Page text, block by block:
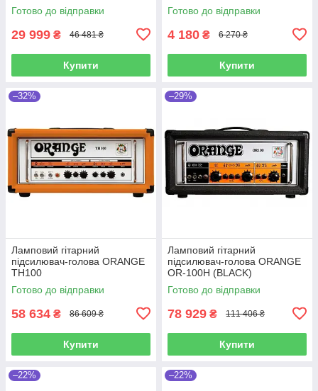
Готово до відправки
29 999 ₴ 46 481 ₴
Купити
Готово до відправки
4 180 ₴ 6 270 ₴
Купити
–32%
Ламповий гітарний
підсилювач-голова ORANGE
TH100
Готово до відправки
58 634 ₴ 86 609 ₴
Купити
–29%
Ламповий гітарний
підсилювач-голова ORANGE
OR-100H (BLACK)
Готово до відправки
78 929 ₴ 111 406 ₴
Купити
–22% –22%